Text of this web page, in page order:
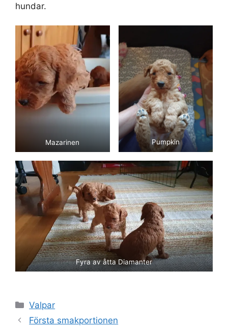
hundar.
Mazarinen Pumpkin
Fyra av åtta Diamanter
Kategorier
Valpar
Första smakportionen